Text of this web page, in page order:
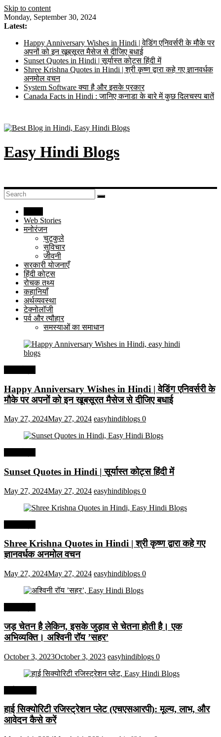
Skip to content
Monday, September 30, 2024
Latest:
Happy Anniversary Wishes in Hindi | वेडिंग एनिवर्सरी के मौके पर
अपनों को इन खूबसूरत मैसेज से दीजिए बधाई
Sunset Quotes in Hindi | सूर्यास्त कोट्स हिंदी में
Shree Krishna Quotes in Hindi | श्री कृष्ण द्वारा कहे गए ज्ञानवर्धक
अनमोल वचन
System Software क्या है और इसके प्रकार
Canada Facts in Hindi : जानिए कनाडा के बारे में कुछ दिलचस्प बातें
Easy Hindi Blogs
Web Stories
मनोरंजन
चुटकुले
सुविचार
जीवनी
सरकारी योजनाएँ
हिंदी कोट्स
रोचक तथ्य
कहानियाँ
अर्थव्यवस्था
टेक्नोलॉजी
पर्व और त्यौहार
समस्याओं का समाधान
Happy Anniversary Wishes in Hindi | वेडिंग एनिवर्सरी के
मौके पर अपनों को इन खूबसूरत मैसेज से दीजिए बधाई
May 27, 2024May 27, 2024 easyhindiblogs 0
Sunset Quotes in Hindi | सूर्यास्त कोट्स हिंदी में
May 27, 2024May 27, 2024 easyhindiblogs 0
Shree Krishna Quotes in Hindi | श्री कृष्ण द्वारा कहे गए
ज्ञानवर्धक अनमोल वचन
May 27, 2024May 27, 2024 easyhindiblogs 0
जड़ चेतन है लेकिन, इसके जुड़ाव से चेतना होती है। एक
अभिव्यक्ति। अश्विनी रॉय ’सहर’
October 3, 2023October 3, 2023 easyhindiblogs 0
हाई सिक्योरिटी रजिस्ट्रेशन प्लेट (एचएसआरपी): मूल्य, लाभ, और
आवेदन कैसे करें